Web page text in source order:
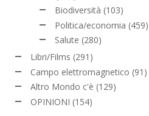
Biodiversità (103)
Politica/economia (459)
Salute (280)
Libri/Films (291)
Campo elettromagnetico (91)
Altro Mondo c'è (129)
OPINIONI (154)